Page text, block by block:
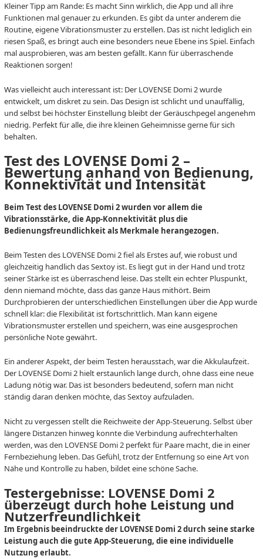
Kleiner Tipp am Rande: Es macht Sinn wirklich, die App und all ihre
Funktionen mal genauer zu erkunden. Es gibt da unter anderem die
Routine, eigene Vibrationsmuster zu erstellen. Das ist nicht lediglich ein
riesen Spaß, es bringt auch eine besonders neue Ebene ins Spiel. Einfach
mal ausprobieren, was am besten gefällt. Kann für überraschende
Reaktionen sorgen!
Was vielleicht auch interessant ist: Der LOVENSE Domi 2 wurde
entwickelt, um diskret zu sein. Das Design ist schlicht und unauffällig,
und selbst bei höchster Einstellung bleibt der Geräuschpegel angenehm
niedrig. Perfekt für alle, die ihre kleinen Geheimnisse gerne für sich
behalten.
Test des LOVENSE Domi 2 –
Bewertung anhand von Bedienung,
Konnektivität und Intensität
Beim Test des LOVENSE Domi 2 wurden vor allem die
Vibrationsstärke, die App-Konnektivität plus die
Bedienungsfreundlichkeit als Merkmale herangezogen.
Beim Testen des LOVENSE Domi 2 fiel als Erstes auf, wie robust und
gleichzeitig handlich das Sextoy ist. Es liegt gut in der Hand und trotz
seiner Stärke ist es überraschend leise. Das stellt ein echter Pluspunkt,
denn niemand möchte, dass das ganze Haus mithört. Beim
Durchprobieren der unterschiedlichen Einstellungen über die App wurde
schnell klar: die Flexibilität ist fortschrittlich. Man kann eigene
Vibrationsmuster erstellen und speichern, was eine ausgesprochen
persönliche Note gewährt.
Ein anderer Aspekt, der beim Testen herausstach, war die Akkulaufzeit.
Der LOVENSE Domi 2 hielt erstaunlich lange durch, ohne dass eine neue
Ladung nötig war. Das ist besonders bedeutend, sofern man nicht
ständig daran denken möchte, das Sextoy aufzuladen.
Nicht zu vergessen stellt die Reichweite der App-Steuerung. Selbst über
längere Distanzen hinweg konnte die Verbindung aufrechterhalten
werden, was den LOVENSE Domi 2 perfekt für Paare macht, die in einer
Fernbeziehung leben. Das Gefühl, trotz der Entfernung so eine Art von
Nähe und Kontrolle zu haben, bildet eine schöne Sache.
Testergebnisse: LOVENSE Domi 2
überzeugt durch hohe Leistung und
Nutzerfreundlichkeit
Im Ergebnis beeindruckte der LOVENSE Domi 2 durch seine starke
Leistung auch die gute App-Steuerung, die eine individuelle
Nutzung erlaubt.